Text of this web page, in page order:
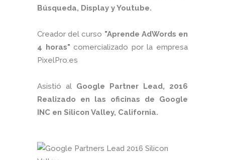
Búsqueda, Display y Youtube.
Creador del curso "Aprende AdWords en
4 horas" comercializado por la empresa
PixelPro.es
Asistió al Google Partner Lead, 2016
Realizado en las oficinas de Google
INC en Silicon Valley, California.